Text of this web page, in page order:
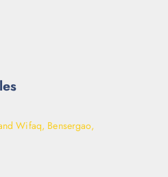
Wifaq, Bensergao,